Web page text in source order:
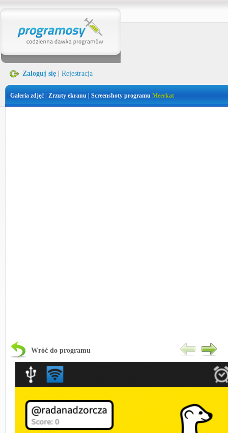
Zaloguj się Rejestracja
Galeria zdjęć | Zrzuty ekranu | Screenshoty programu Meerkat
Wróć do programu